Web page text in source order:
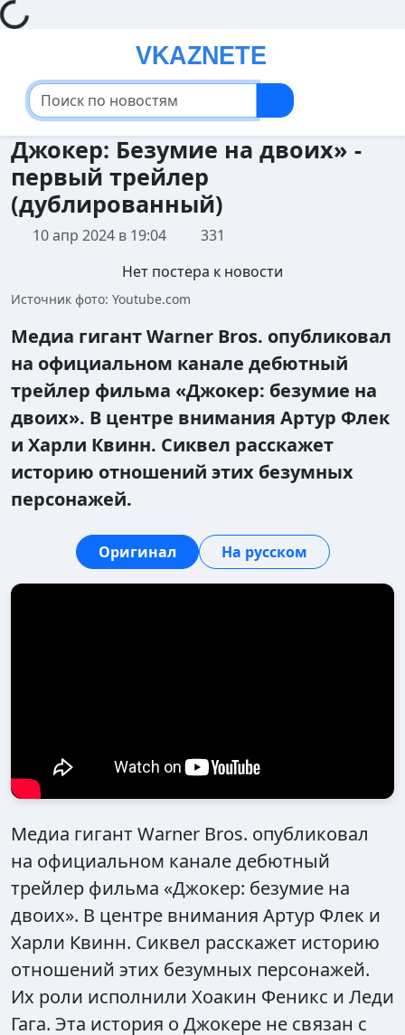
Loading...
Джокер: Безумие на двоих» -
первый трейлер
(дублированный)
10 апр 2024 в 19:04
331
Нет постера к новости
Источник фото: Youtube.com
Медиа гигант Warner Bros. опубликовал
на официальном канале дебютный
трейлер фильма «Джокер: безумие на
двоих». В центре внимания Артур Флек
и Харли Квинн. Сиквел расскажет
историю отношений этих безумных
персонажей.
Оригинал На русском
Медиа гигант Warner Bros. опубликовал
на официальном канале дебютный
трейлер фильма «Джокер: безумие на
двоих». В центре внимания Артур Флек и
Харли Квинн. Сиквел расскажет историю
отношений этих безумных персонажей.
Их роли исполнили Хоакин Феникс и Леди
Гага. Эта история о Джокере не связан с